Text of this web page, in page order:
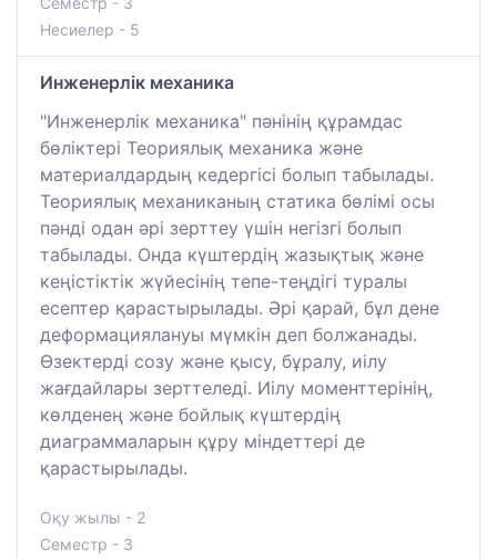
Несиелер - 5
Инженерлік механика
"Инженерлік механика" пәнінің құрамдас
бөліктері Теориялық механика және
материалдардың кедергісі болып табылады.
Теориялық механиканың статика бөлімі осы
пәнді одан әрі зерттеу үшін негізгі болып
табылады. Онда күштердің жазықтық және
кеңістіктік жүйесінің тепе-теңдігі туралы
есептер қарастырылады. Әрі қарай, бұл дене
деформациялануы мүмкін деп болжанады.
Өзектерді созу және қысу, бұралу, иілу
жағдайлары зерттеледі. Иілу моменттерінің,
көлденең және бойлық күштердің
диаграммаларын құру міндеттері де
қарастырылады.
Оқу жылы - 2
Семестр - 3